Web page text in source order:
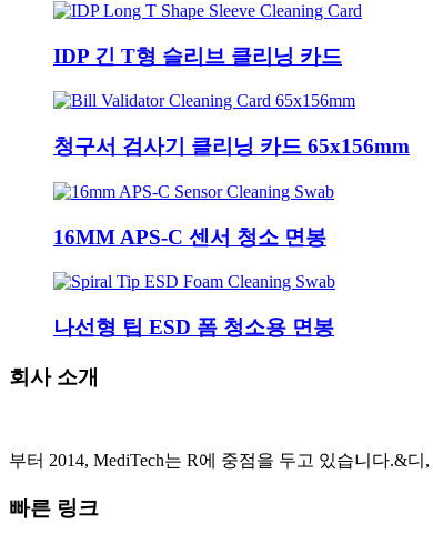
IDP 긴 T형 슬리브 클리닝 카드
청구서 검사기 클리닝 카드 65x156mm
16MM APS-C 센서 청소 면봉
나선형 팁 ESD 폼 청소용 면봉
회사 소개
부터 2014, MediTech는 R에 중점을 두고 있습니다.&
빠른 링크